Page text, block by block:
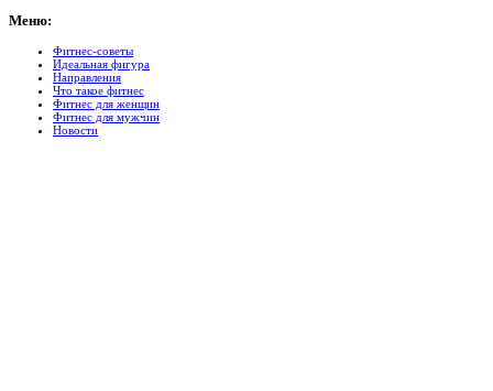
Меню:
Фитнес-советы
Идеальная фигура
Направления
Что такое фитнес
Фитнес для женщин
Фитнес для мужчин
Новости